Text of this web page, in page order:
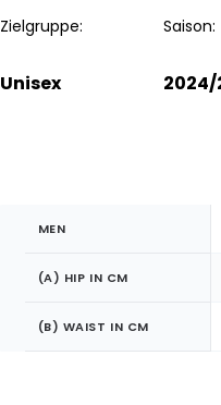
Zielgruppe:
Unisex
Saison:
2024/
MEN
(A) HIP IN CM
(B) WAIST IN CM